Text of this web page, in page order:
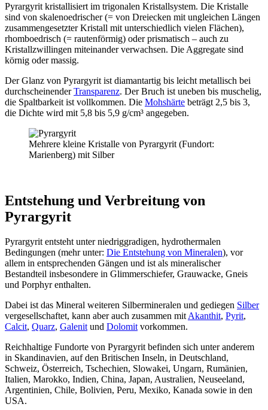
Pyrargyrit kristallisiert im trigonalen Kristallsystem. Die Kristalle
sind von skalenoedrischer (= von Dreiecken mit ungleichen Längen
zusammengesetzter Kristall mit unterschiedlich vielen Flächen),
rhomboedrisch (= rautenförmig) oder prismatisch – auch zu
Kristallzwillingen miteinander verwachsen. Die Aggregate sind
körnig oder massig.
Der Glanz von Pyrargyrit ist diamantartig bis leicht metallisch bei
durchscheinenderTransparenz. Der Bruch ist uneben bis muschelig,
die Spaltbarkeit ist vollkommen. Die Mohshärte beträgt 2,5 bis 3,
die Dichte wird mit 5,8 bis 5,9 g/cm³ angegeben.
Mehrere kleine Kristalle von Pyrargyrit (Fundort:
Marienberg) mit Silber
Entstehung und Verbreitung von
Pyrargyrit
Pyrargyrit entsteht unter niedriggradigen, hydrothermalen
Bedingungen (mehr unter: Die Entstehung von Mineralen), vor
allem in entsprechenden Gängen und ist als mineralischer
Bestandteil insbesondere in Glimmerschiefer, Grauwacke, Gneis
und Porphyr enthalten.
Dabei ist das Mineral weiteren Silbermineralen und gediegen Silber
vergesellschaftet, kann aber auch zusammen mitAkanthit, Pyrit,
Calcit, Quarz, Galenitund Dolomitvorkommen.
Reichhaltige Fundorte von Pyrargyrit befinden sich unter anderem
in Skandinavien, auf den Britischen Inseln, in Deutschland,
Schweiz, Österreich, Tschechien, Slowakei, Ungarn, Rumänien,
Italien, Marokko, Indien, China, Japan, Australien, Neuseeland,
Argentinien, Chile, Bolivien, Peru, Mexiko, Kanada sowie in den
USA.